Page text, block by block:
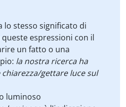
lo stesso significato di
queste espressioni con il
un fatto o una
la nostra ricerca ha
gettare luce sul
luminoso